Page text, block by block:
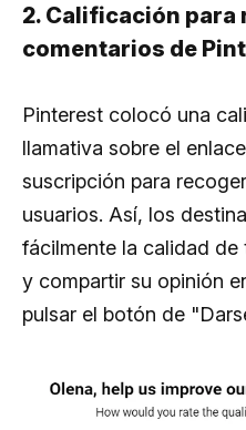
2. Calificación para
comentarios de
Pinterest colocó una
llamativa sobre el
suscripción para
usuarios. Así, los
fácilmente la calidad
y compartir su opinión
pulsar el botón de